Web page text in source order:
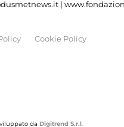
|
Cookie Policy
da Digitrend S.r.l.